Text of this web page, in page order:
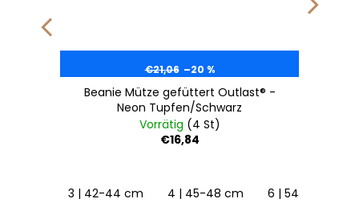
128
€21,06 –20 %
Beanie Mütze gefüttert Outlast® -
Neon Tupfen/Schwarz
Vorrätig (4 St)
€16,84
3 | 42-44 cm 4 | 45-48 cm 6 | 54-57 cm